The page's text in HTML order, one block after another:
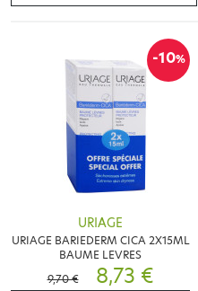
-10%
URIAGE
URIAGE BARIEDERM CICA 2X15ML
BAUME LEVRES
9,70 €
8,73 €